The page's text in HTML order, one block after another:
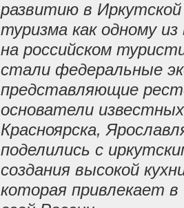
развитию в
туризма как одному
на российском
стали федеральные
представляющие
основатели
Красноярска,
поделились с
создания высокой
которая привлекает